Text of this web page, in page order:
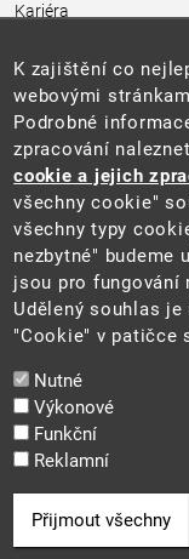
Kariéra
Pro média a veřejnost
Povinně zveřejňované
Kontakty
Přistupnost budovy
Web
Aktuality
Ochrana osobních
Prohlášení o
Zásady používání
Mapa webu
K zajištění co
webovými
Podrobné
zpracování
cookie a jejich
všechny cookie"
všechny typy
nezbytné" budeme
jsou pro fungování
Udělený souhlas
"Cookie" v patičce
Nutné
Výkonové
Funkční
Reklamní
Přijmout všechny